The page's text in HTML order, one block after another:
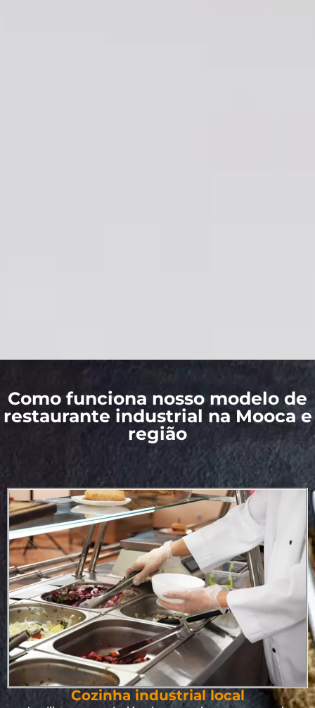
Como funciona nosso modelo de
restaurante industrial na Mooca e
região
Cozinha industrial local